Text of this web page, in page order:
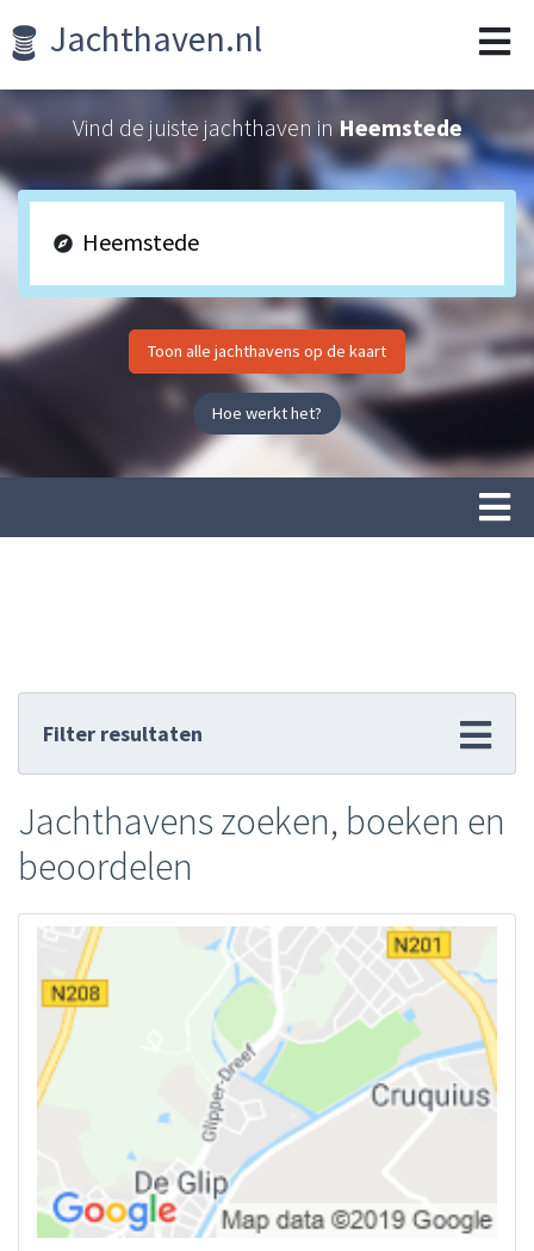
Jachthaven.nl
Vind de juiste jachthaven inHeemstede
Toon alle jachthavens op de kaart
Hoe werkt het?
Filter resultaten
Jachthavens zoeken, boeken en
beoordelen